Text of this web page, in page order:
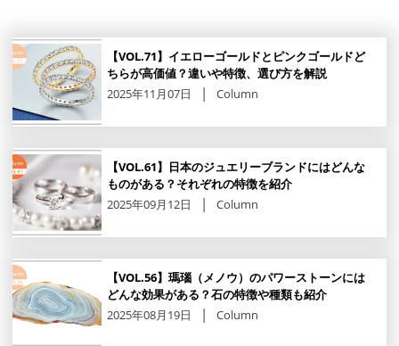
【VOL.71】イエローゴールドとピンクゴールドど
ちらが高価値？違いや特徴、選び方を解説
2025年11月07日
Column
【VOL.61】日本のジュエリーブランドにはどんな
ものがある？それぞれの特徴を紹介
2025年09月12日
Column
【VOL.56】瑪瑙（メノウ）のパワーストーンには
どんな効果がある？石の特徴や種類も紹介
2025年08月19日
Column